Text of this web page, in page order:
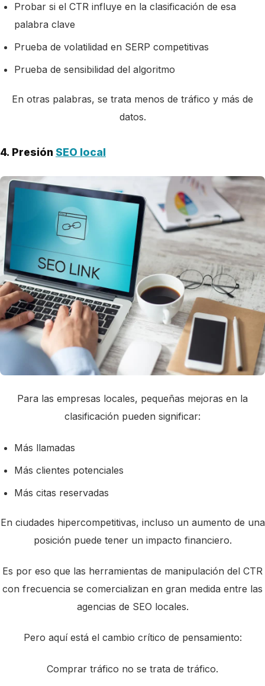
Probar si el CTR influye en la clasificación de esa
palabra clave
Prueba de volatilidad en SERP competitivas
Prueba de sensibilidad del algoritmo
En otras palabras, se trata menos de tráfico y más de
datos.
4. Presión SEO local
Para las empresas locales, pequeñas mejoras en la
clasificación pueden significar:
Más llamadas
Más clientes potenciales
Más citas reservadas
En ciudades hipercompetitivas, incluso un aumento de una
posición puede tener un impacto financiero.
Es por eso que las herramientas de manipulación del CTR
con frecuencia se comercializan en gran medida entre las
agencias de SEO locales.
Pero aquí está el cambio crítico de pensamiento:
Comprar tráfico no se trata de tráfico.